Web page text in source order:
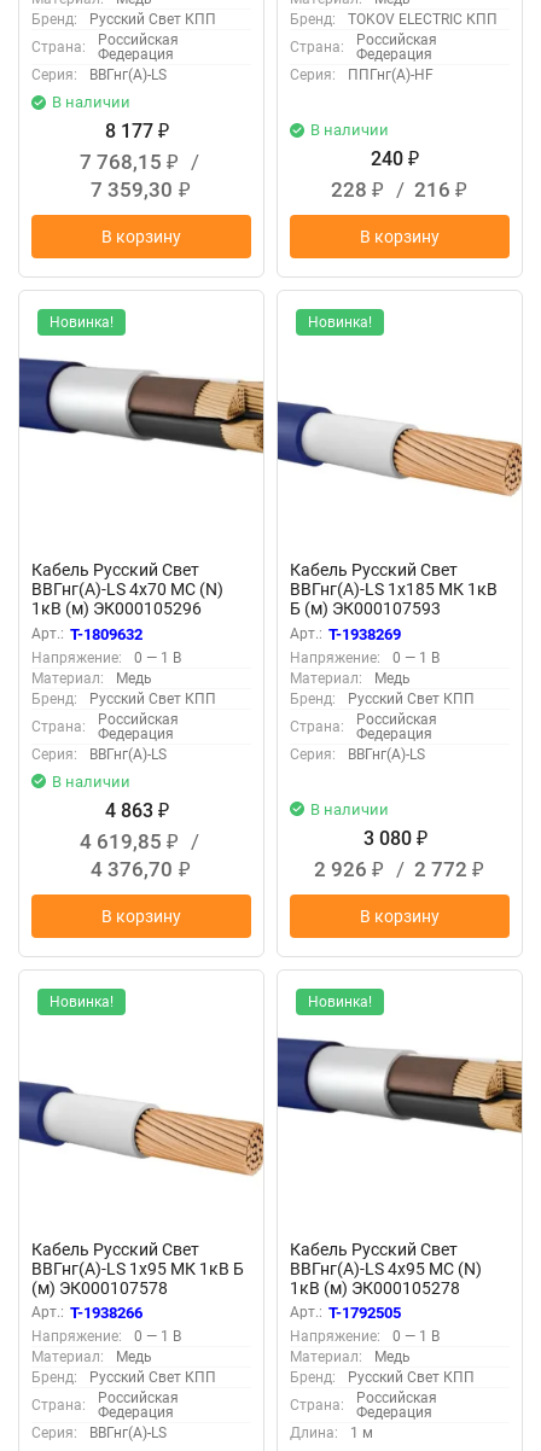
Бренд:
Русский Свет КПП
Страна:
Российская
Федерация
Серия:
ВВГнг(А)-LS
В наличии
8 177 ₽
7 768,15 ₽
/
7 359,30 ₽
В корзину
Бренд:
TOKOV ELECTRIC КПП
Страна:
Российская
Федерация
Серия:
ППГнг(А)-HF
В наличии
240 ₽
228 ₽ / 216 ₽
В корзину
Новинка!
Кабель Русский Свет
ВВГнг(А)-LS 4х70 МС (N)
1кВ (м) ЭК000105296
Арт.: T-1809632
Напряжение:
0 — 1 В
Материал:
Медь
Бренд:
Русский Свет КПП
Страна:
Российская
Федерация
Серия:
ВВГнг(А)-LS
В наличии
4 863 ₽
4 619,85 ₽
/
4 376,70 ₽
В корзину
Новинка!
Кабель Русский Свет
ВВГнг(А)-LS 1х185 МК 1кВ
Б (м) ЭК000107593
Арт.: T-1938269
Напряжение:
0 — 1 В
Материал:
Медь
Бренд:
Русский Свет КПП
Страна:
Российская
Федерация
Серия:
ВВГнг(А)-LS
В наличии
3 080 ₽
2 926 ₽ / 2 772 ₽
В корзину
Новинка!
Кабель Русский Свет
ВВГнг(А)-LS 1х95 МК 1кВ Б
(м) ЭК000107578
Арт.: T-1938266
Напряжение:
0 — 1 В
Материал:
Медь
Бренд:
Русский Свет КПП
Страна:
Российская
Федерация
Серия:
ВВГнг(А)-LS
Новинка!
Кабель Русский Свет
ВВГнг(А)-LS 4х95 МС (N)
1кВ (м) ЭК000105278
Арт.: T-1792505
Напряжение:
0 — 1 В
Материал:
Медь
Бренд:
Русский Свет КПП
Страна:
Российская
Федерация
Длина:
1 м